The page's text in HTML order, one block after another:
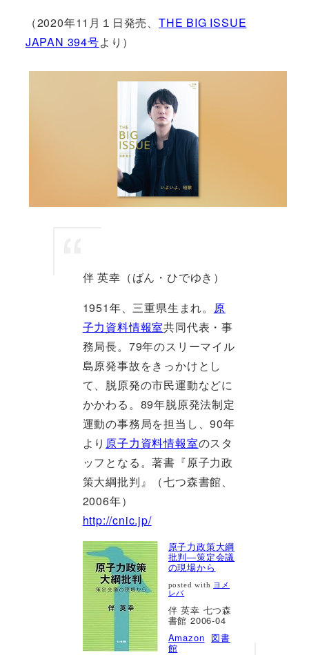
（2020年11月１日発売、 THE BIG ISSUE
JAPAN 394号より）
伴 英幸（ばん・ひでゆき）
1951年、三重県生まれ。 原
子力資料情報室共同代表・事
務局長。79年のスリーマイル
島原発事故をきっかけとし
て、脱原発の市民運動などに
かかわる。89年脱原発法制定
運動の事務局を担当し、90年
より 原子力資料情報室のスタ
ッフとなる。著書『原子力政
策大綱批判』（七つ森書館、
2006年）
http://cnic.jp/
原子力政策大綱
批判―策定会議
の現場から
posted with ヨメ
レバ
伴 英幸 七つ森
書館 2006-04
Amazon 図書
館